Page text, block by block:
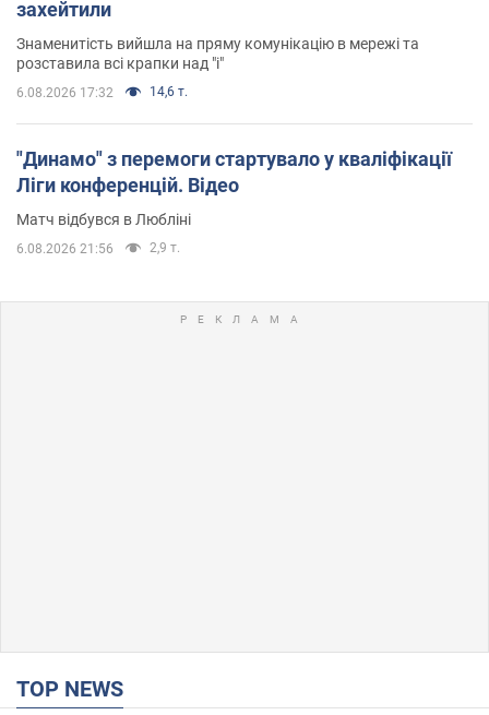
захейтили
Знаменитість вийшла на пряму комунікацію в мережі та
розставила всі крапки над "і"
6.08.2026 17:32 14,6 т.
"Динамо" з перемоги стартувало у кваліфікації
Ліги конференцій. Відео
Матч відбувся в Любліні
6.08.2026 21:56 2,9 т.
TOP NEWS